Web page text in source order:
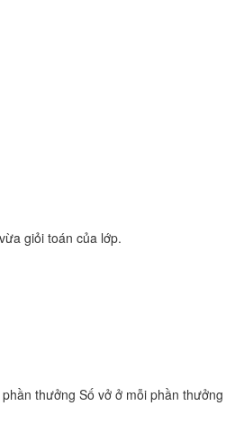
giỏi toán của lớp.
thưởng Số vở ở mỗi phần thưởng